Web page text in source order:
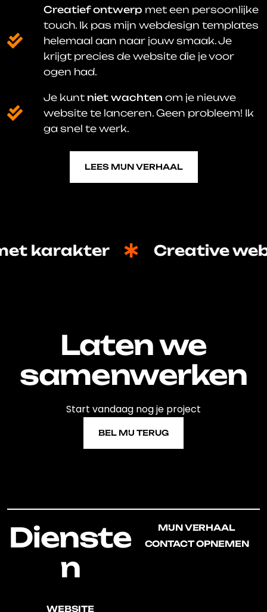
Creatief ontwerp met een persoonlijke
touch. Ik pas mijn webdesign templates
helemaal aan naar jouw smaak. Je
krijgt precies de website die je voor
ogen had.
Je kuntniet wachten om je nieuwe
website te lanceren. Geen probleem! Ik
ga snel te werk.
LEES MIJN VERHAAL
karakter Creative
Laten we
samenwerken
Start vandaag nog je project
BEL MIJ TERUG
Dienste
n
WEBSITE
MIJN VERHAAL
CONTACT OPNEMEN